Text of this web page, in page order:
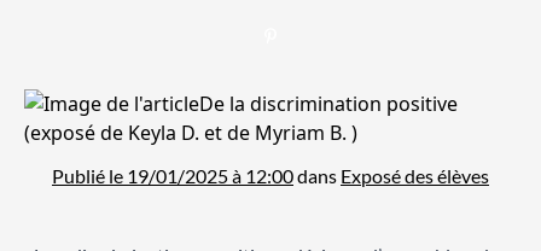
Publié le 19/01/2025 à 12:00dans Exposé des élèves